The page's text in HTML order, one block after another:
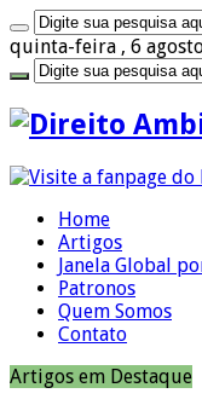
quinta-feira , 6
Home
Artigos
Janela Global
Patronos
Quem Somos
Contato
Artigos em Destaque